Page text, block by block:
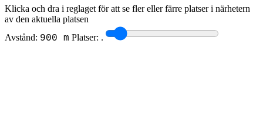
Klicka och dra i reglaget för att se fler eller färre platser i närhetern
av den aktuella platsen
Avstånd: 900 m Platser: .